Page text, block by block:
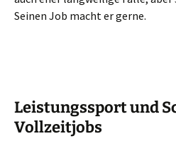
Seinen Job macht er gerne.
Leistungssport und
Vollzeitjobs